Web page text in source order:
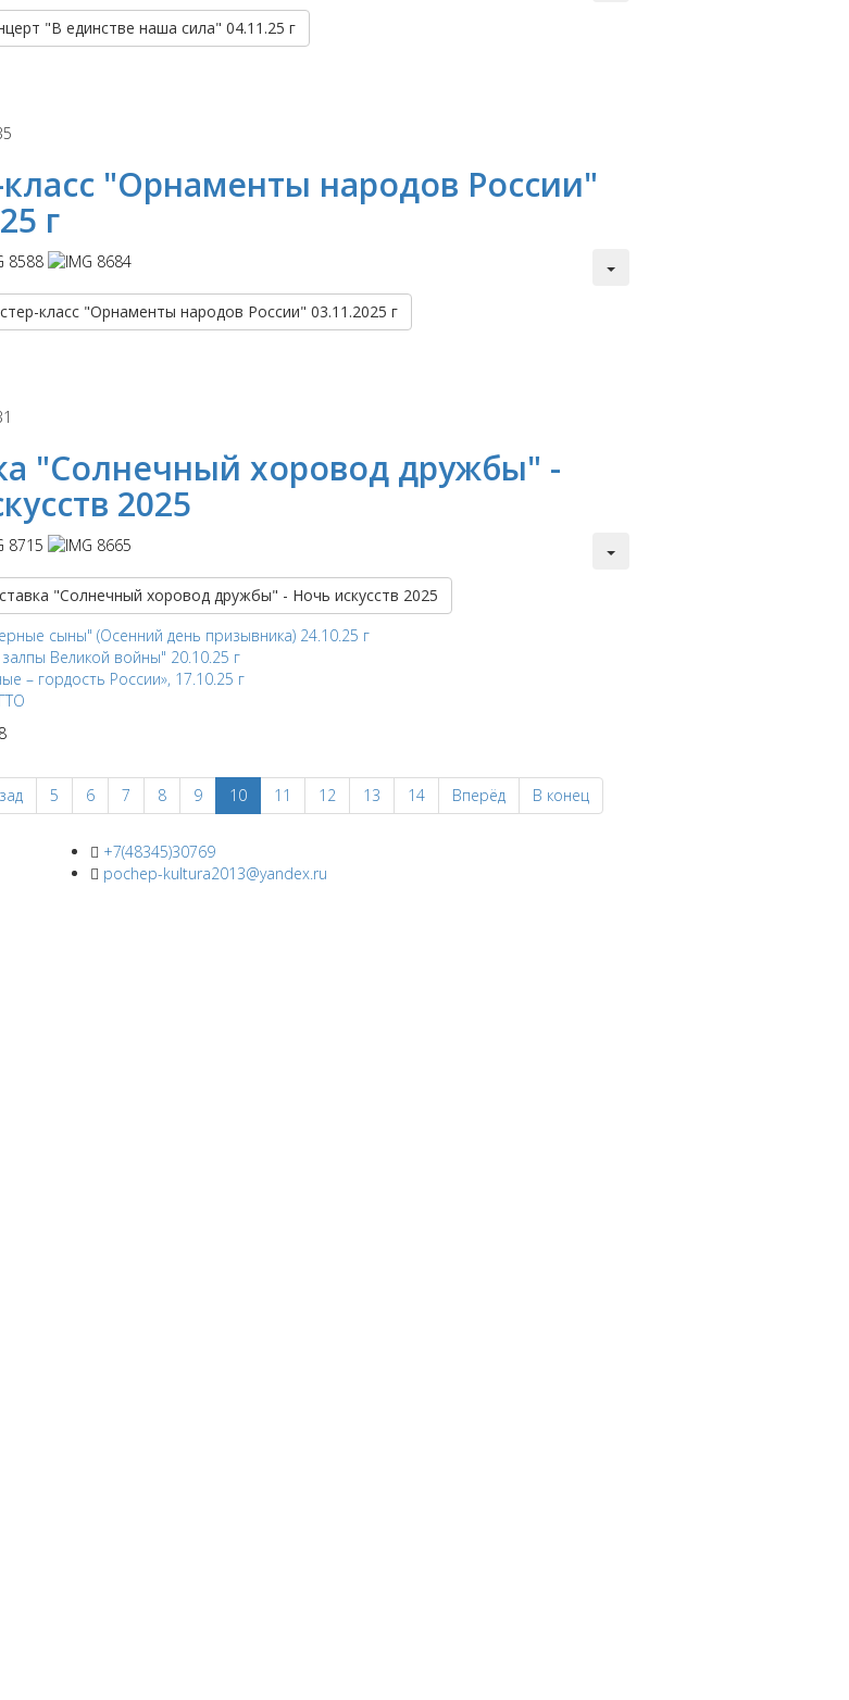
"В единстве наша сила" 04.11.25 г
"Орнаменты народов России"
г
класс "Орнаменты народов России" 03.11.2025 г
"Солнечный хоровод дружбы" -
2025
"Солнечный хоровод дружбы" - Ночь искусств 2025
сыны" (Осенний день призывника) 24.10.25 г
Великой войны" 20.10.25 г
– гордость России», 17.10.25 г
5 6 7 8 9 10 11 12 13 14 Вперёд В конец
+7(48345)30769
pochep-kultura2013@yandex.ru